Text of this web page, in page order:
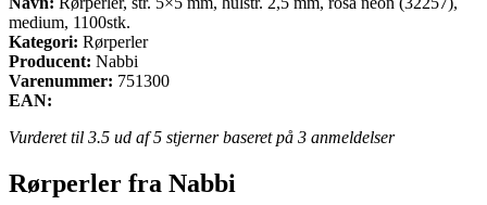
medium, 1100stk.
Kategori: Rørperler
Producent: Nabbi
Varenummer: 751300
EAN:
Vurderet til 3.5 ud af 5 stjerner baseret på 3 anmeldelser
Rørperler fra Nabbi